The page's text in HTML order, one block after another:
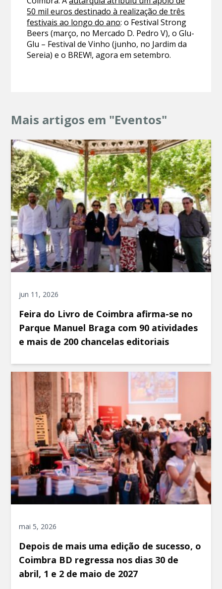
50 mil euros destinado à realização de três
festivais ao longo do ano: o Festival Strong
Beers (março, no Mercado D. Pedro V), o Glu-
Glu – Festival de Vinho (junho, no Jardim da
Sereia) e o BREW!, agora em setembro.
Mais artigos em "Eventos"
jun 11, 2026
Feira do Livro de Coimbra afirma-se no
Parque Manuel Braga com 90 atividades
e mais de 200 chancelas editoriais
mai 5, 2026
Depois de mais uma edição de sucesso, o
Coimbra BD regressa nos dias 30 de
abril, 1 e 2 de maio de 2027